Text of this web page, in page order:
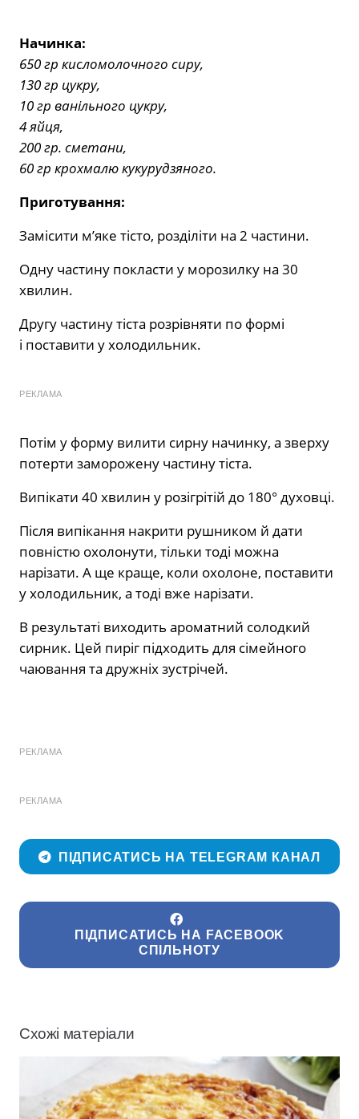
Начинка:
650 гр кисломолочного сиру,
130 гр цукру,
10 гр ванільного цукру,
4 яйця,
200 гр. сметани,
60 гр крохмалю кукурудзяного.
Приготування:
Замісити м’яке тісто, розділіти на 2 частини.
Одну частину покласти у морозилку на 30
хвилин.
Другу частину тіста розрівняти по формі
і поставити у холодильник.
РЕКЛАМА
Потім у форму вилити сирну начинку, а зверху
потерти заморожену частину тіста.
Випікати 40 хвилин у розігрітій до 180° духовці.
Після випікання накрити рушником й дати
повністю охолонути, тільки тоді можна
нарізати. А ще краще, коли охолоне, поставити
у холодильник, а тоді вже нарізати.
В результаті виходить ароматний солодкий
сирник. Цей пиріг підходить для сімейного
чаювання та дружніх зустрічей.
РЕКЛАМА
РЕКЛАМА
ПІДПИСАТИСЬ НА TELEGRAM КАНАЛ
ПІДПИСАТИСЬ НА FACEBOOK
СПІЛЬНОТУ
Схожі матеріали